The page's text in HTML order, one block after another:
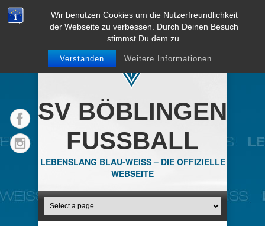
Wir benutzen Cookies um die Nutzerfreundlichkeit
der Webseite zu verbessen. Durch Deinen Besuch
stimmst Du dem zu.
Verstanden Weitere Informationen
SV BÖBLINGEN
FUSSBALL
LEBENSLANG BLAU-WEISS – DIE OFFIZIELLE
WEBSEITE